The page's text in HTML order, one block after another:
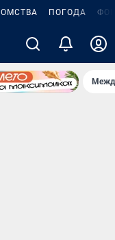
ПОГОДА